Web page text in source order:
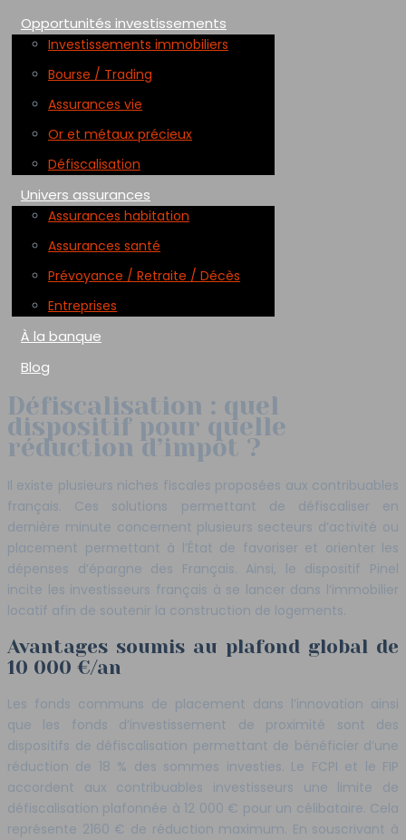
Opportunités investissements
Investissements immobiliers
Bourse / Trading
Assurances vie
Or et métaux précieux
Défiscalisation
Univers assurances
Assurances habitation
Assurances santé
Prévoyance / Retraite / Décès
Entreprises
À la banque
Blog
Défiscalisation : quel
dispositif pour quelle
réduction d’impôt ?
Il existe plusieurs niches fiscales proposées aux contribuables
français. Ces solutions permettant de défiscaliser en
dernière minute concernent plusieurs secteurs d’activité ou
placement permettant à l’État de favoriser et orienter les
dépenses d’épargne des Français. Ainsi, le dispositif Pinel
incite les investisseurs français à se lancer dans l’immobilier
locatif afin de soutenir la construction de logements.
Avantages soumis au plafond global de
10 000 €/an
Les fonds communs de placement dans l’innovation ainsi
que les fonds d’investissement de proximité sont des
dispositifs de défiscalisation permettant de bénéficier d’une
réduction de 18 % des sommes investies. Le FCPI et le FIP
accordent aux contribuables investisseurs une limite de
défiscalisation plafonnée à 12 000 € pour un célibataire. Cela
représente 2160 € de réduction maximum. En souscrivant à